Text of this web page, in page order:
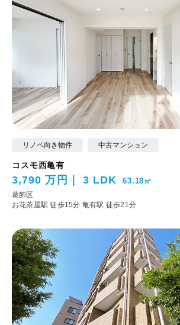
リノベ向き物件 中古マンション
コスモ西亀有
3,790 万円 3 LDK 63.18㎡
葛飾区
お花茶屋駅 徒歩15分 亀有駅 徒歩21分